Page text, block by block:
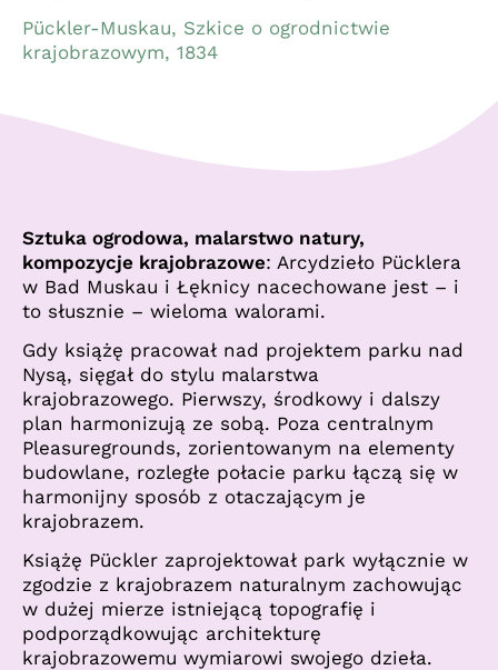
Pückler-Muskau, Szkice o ogrodnictwie
krajobrazowym, 1834
Sztuka ogrodowa, malarstwo natury,
kompozycje krajobrazowe: Arcydzieło Pücklera
w Bad Muskau i Łęknicy nacechowane jest – i
to słusznie – wieloma walorami.
Gdy książę pracował nad projektem parku nad
Nysą, sięgał do stylu malarstwa
krajobrazowego. Pierwszy, środkowy i dalszy
plan harmonizują ze sobą. Poza centralnym
Pleasuregrounds, zorientowanym na elementy
budowlane, rozległe połacie parku łączą się w
harmonijny sposób z otaczającym je
krajobrazem.
Książę Pückler zaprojektował park wyłącznie w
zgodzie z krajobrazem naturalnym zachowując
w dużej mierze istniejącą topografię i
podporządkowując architekturę
krajobrazowemu wymiarowi swojego dzieła.